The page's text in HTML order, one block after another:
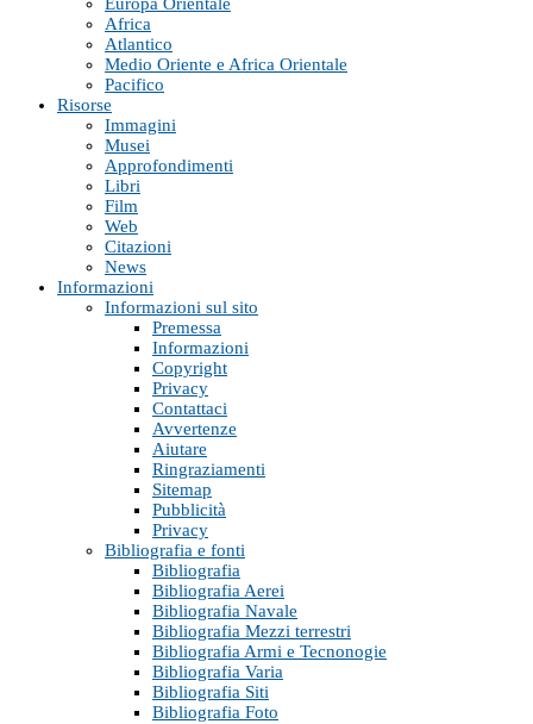
Europa Orientale
Africa
Atlantico
Medio Oriente e Africa Orientale
Pacifico
Risorse
Immagini
Musei
Approfondimenti
Libri
Film
Web
Citazioni
News
Informazioni
Informazioni sul sito
Premessa
Informazioni
Copyright
Privacy
Contattaci
Avvertenze
Aiutare
Ringraziamenti
Sitemap
Pubblicità
Privacy
Bibliografia e fonti
Bibliografia
Bibliografia Aerei
Bibliografia Navale
Bibliografia Mezzi terrestri
Bibliografia Armi e Tecnonogie
Bibliografia Varia
Bibliografia Siti
Bibliografia Foto